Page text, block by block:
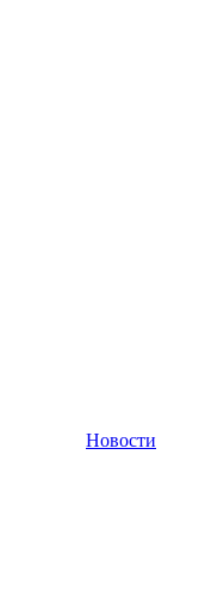
Новости